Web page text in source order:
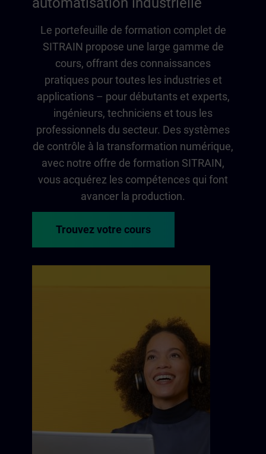
Le portefeuille de formation complet de
SITRAIN propose une large gamme de
cours, offrant des connaissances
pratiques pour toutes les industries et
applications – pour débutants et experts,
ingénieurs, techniciens et tous les
professionnels du secteur. Des systèmes
de contrôle à la transformation numérique,
avec notre offre de formation SITRAIN,
vous acquérez les compétences qui font
avancer la production.
Trouvez votre cours